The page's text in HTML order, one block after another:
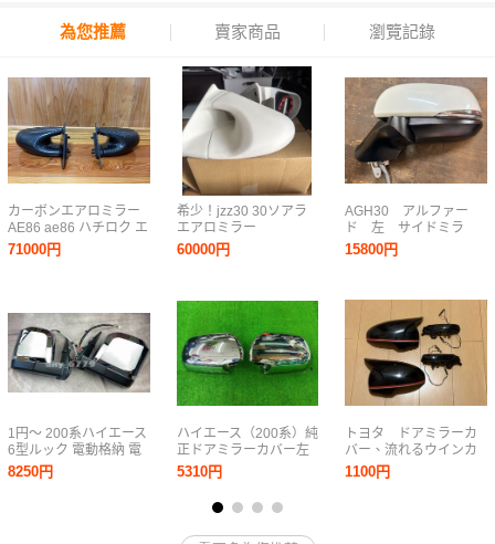
為您推薦 賣家商品 瀏覽記錄
カーボンエアロミラー
AE86 ae86 ハチロク エ
アロミラー トレノ レビ
ン トヨタ 純正 新品 当
71000円
1円～ 200系ハイエース
6型ルック 電動格納 電
動ミラー調整 ドアミラ
ー メッキ 左右セット
8250円
希少！jzz30 30ソアラ
エアロミラー
60000円
ハイエース（200系）純
正ドアミラーカバー左
右 上尾
5310円
AGH30 アルファー
ド 左 サイドミラ
ー 純正 パール
15800円
トヨタ ドアミラーカ
バー、流れるウインカ
ー（交換タイプ）iQ マ
ークX プリウスなど
1100円